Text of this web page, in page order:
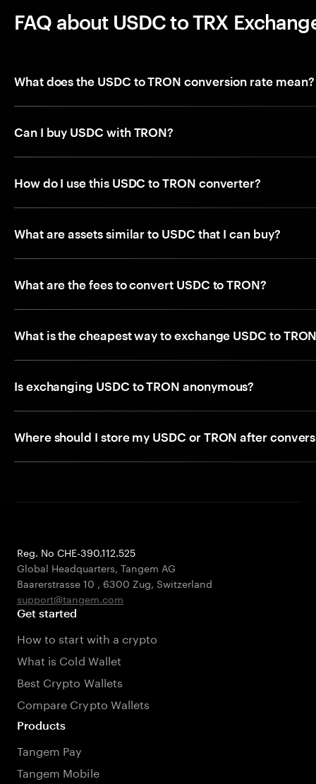
FAQ about USDC to TRX
What does the USDC to TRON conversion rate mean?
Can I buy USDC with TRON?
How do I use this USDC to TRON converter?
What are assets similar to USDC that I can buy?
What are the fees to convert USDC to TRON?
What is the cheapest way to exchange USDC to
Is exchanging USDC to TRON anonymous?
Where should I store my USDC or TRON after
Reg. No CHE-390.112.525
Global Headquarters, Tangem AG
Baarerstrasse 10 , 6300 Zug, Switzerland
support@tangem.com
Get started
How to start with a crypto
What is Cold Wallet
Best Crypto Wallets
Compare Crypto Wallets
Products
Tangem Pay
Tangem Mobile